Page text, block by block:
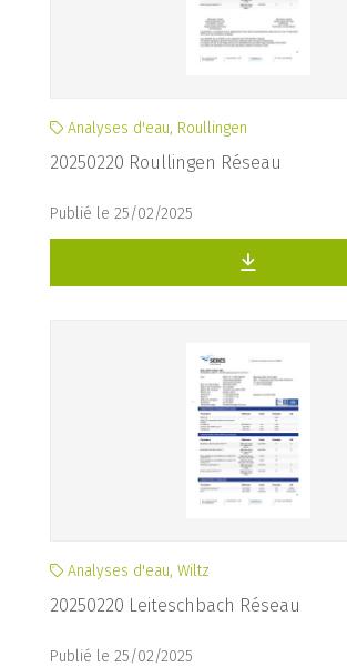
Analyses d'eau, Roullingen
20250220 Roullingen Réseau
Publié le 25/02/2025
Analyses d'eau, Wiltz
20250220 Leiteschbach Réseau
Publié le 25/02/2025